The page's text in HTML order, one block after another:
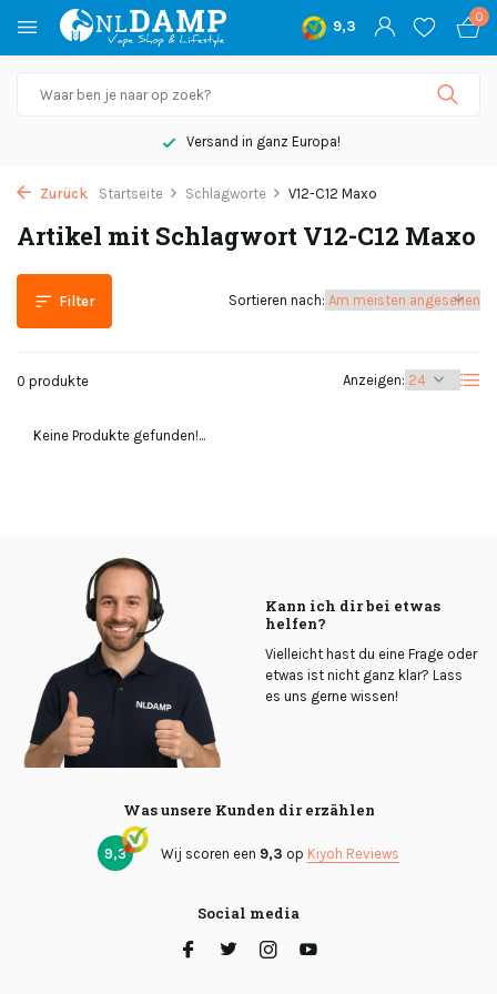
9,3
0
Versand in ganz Europa!
Zurück Startseite Schlagworte V12-C12 Maxo
Artikel mit Schlagwort V12-C12 Maxo
Filter
0 produkte Anzeigen:
Sortieren nach:
Keine Produkte gefunden!...
Kann ich dir bei etwas
helfen?
Vielleicht hast du eine Frage oder
etwas ist nicht ganz klar? Lass
es uns gerne wissen!
Was unsere Kunden dir erzählen
9,3 Wij scoren een 9,3 op Kiyoh Reviews
Social media